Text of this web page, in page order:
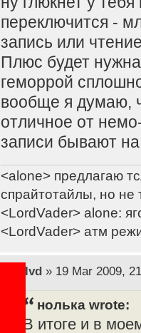
переключится -
запись или
Плюс будет
геморрой
вообще я думаю,
отличное от
записи бывают
<alone> предлагаю
спрайтотайлы, но не
<LordVader> alone:
<LordVader> атм
lvd» 19 Mar 2009,
нолька wrote:
В итоге и в